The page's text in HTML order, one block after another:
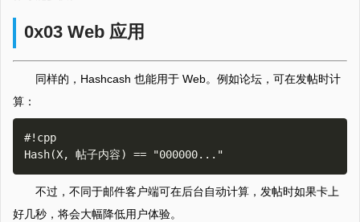
0x03 Web 应用
同样的，Hashcash 也能用于 Web。例如论坛，可在发帖时计
算：
#!cpp
不过，不同于邮件客户端可在后台自动计算，发帖时如果卡上
好几秒，将会大幅降低用户体验。